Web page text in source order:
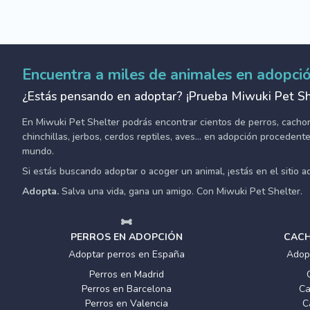
Encuentra a miles de animales en
¿Estás pensando en adoptar? ¡Prueba Miwuki Pet
En Miwuki Pet Shelter podrás encontrar cientos de perros,
chinchillas, jerbos, cerdos reptiles, aves... en adopción
mundo.
Si estás buscando adoptar o acoger un animal, ¡estás en el sitio
Adopta. Salva una vida, gana un amigo. Con Miwuki Pet Shelter.
PERROS EN ADOPCIÓN
Adoptar perros en España
Perros en Madrid
Perros en Barcelona
Perros en Valencia